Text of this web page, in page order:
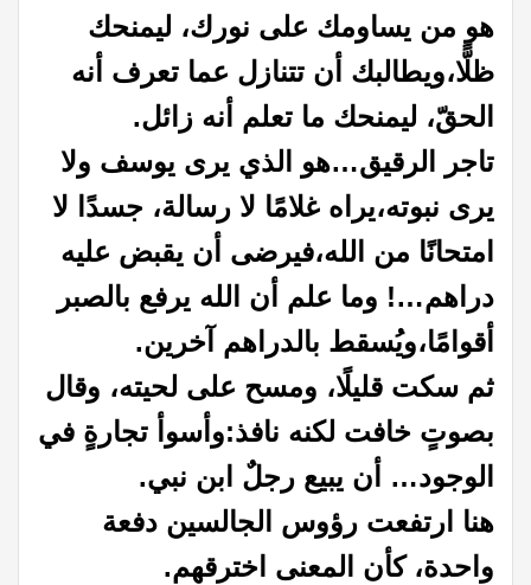
هو من يساومك على نورك، ليمنحك
ظلًّا،ويطالبك أن تتنازل عما تعرف أنه
الحقّ، ليمنحك ما تعلم أنه زائل.
تاجر الرقيق…هو الذي يرى يوسف ولا
يرى نبوته،يراه غلامًا لا رسالة، جسدًا لا
امتحانًا من الله،فيرضى أن يقبض عليه
دراهم…! وما علم أن الله يرفع بالصبر
أقوامًا،ويُسقط بالدراهم آخرين.
ثم سكت قليلًا، ومسح على لحيته، وقال
بصوتٍ خافت لكنه نافذ:وأسوأ تجارةٍ في
الوجود… أن يبيع رجلٌ ابن نبي.
هنا ارتفعت رؤوس الجالسين دفعة
واحدة، كأن المعنى اخترقهم.